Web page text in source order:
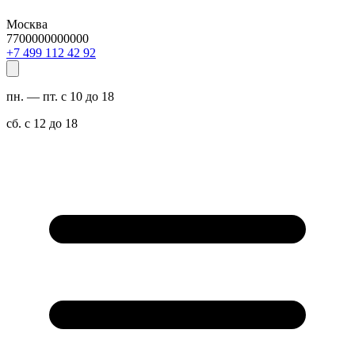
Москва
7700000000000
29 24 211 994 7+
пн. — пт. с 10 до 18
сб. с 12 до 18